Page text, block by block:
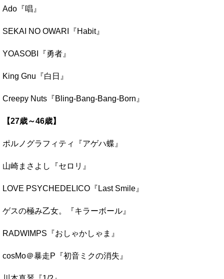
Ado『唱』
SEKAI NO OWARI『Habit』
YOASOBI『勇者』
King Gnu『白日』
Creepy Nuts『Bling-Bang-Bang-Born』
【27歳～46歳】
ポルノグラフィティ『アゲハ蝶』
山崎まさよし『セロリ』
LOVE PSYCHEDELICO『Last Smile』
ゲスの極み乙女。『キラーボール』
RADWIMPS『おしゃかしゃま』
cosMo＠暴走P『初音ミクの消失』